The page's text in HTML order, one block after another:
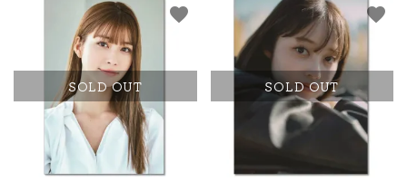
SOLD OUT
favorite
SOLD OUT
favorite